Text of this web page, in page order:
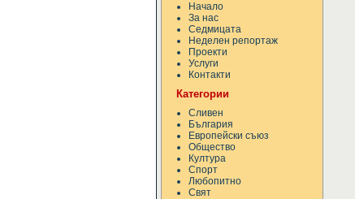
Начало
За нас
Седмицата
Неделен репортаж
Проекти
Услуги
Контакти
Категории
Сливен
България
Европейски съюз
Общество
Култура
Спорт
Любопитно
Свят